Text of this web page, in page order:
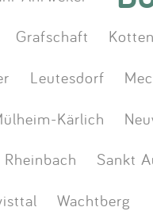
Grafschaft
Leutesdorf
Kärlich
Rheinbach
Sankt
Wachtberg